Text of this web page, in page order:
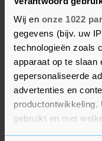
Wij en onze 1022
gegevens (bijv. uw
technologieën zoals
apparaat op te slaan
gepersonaliseerde
advertenties en
productontwikkeling.
gebruikt en met
ziekenhuis
medewerkers die
coronavirus,
hebben, ingezet
coronapatiënten.
vrijwillige basis,